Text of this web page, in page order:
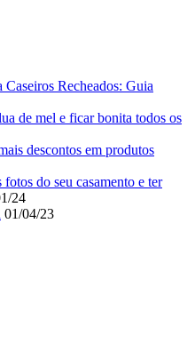
Recheados: Guia
de mel e ficar bonita todos os
descontos em produtos
do seu casamento e ter
24
01/04/23